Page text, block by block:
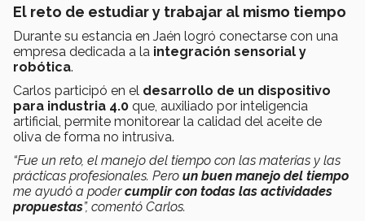
El reto de estudiar y trabajar al mismo tiempo
Durante su estancia en Jaén logró conectarse con una
empresa dedicada a la integración sensorial y
robótica.
Carlos participó en el desarrollo de un dispositivo
para industria 4.0 que, auxiliado por inteligencia
artificial, permite monitorear la calidad del aceite de
oliva de forma no intrusiva.
“Fue un reto, el manejo del tiempo con las materias y las
prácticas profesionales. Pero un buen manejo del tiempo
me ayudó a podercumplir con todas las actividades
propuestas”, comentó Carlos.